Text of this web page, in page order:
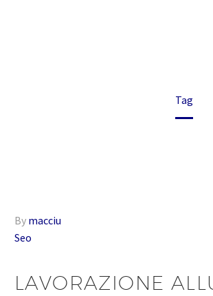
Tag
By macciu
Seo
LAVORAZIONE